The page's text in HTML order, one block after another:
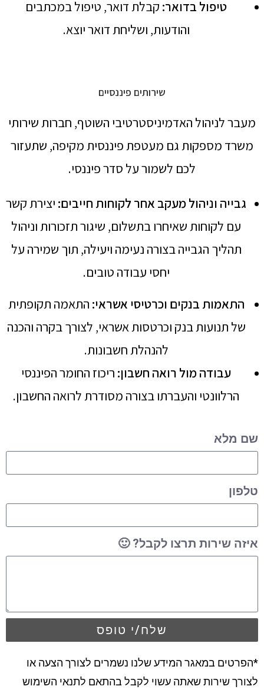
טיפול בדואר: קבלת דואר, טיפול במכתבים
והודעות, ושליחת דואר יוצא.
שירותים פיננסיים
מעבר לניהול האדמיניסטרטיבי השוטף, חברות שירותי
משרד מספקות גם מעטפת פיננסית מקיפה, שתעזור
לכם לשמור על סדר פיננסי.
גבייה וניהול מעקב אחר לקוחות חייבים: יצירת קשר
עם לקוחות שאיחרו בתשלום, שיגור תזכורות וניהול
תהליך הגבייה בצורה נעימה ויעילה, תוך שמירה על
יחסי עבודה טובים.
התאמות בנקים וכרטיסי אשראי: התאמה תקופתית
של תנועות בנק וכרטסות אשראי, לצורך בקרה והכנה
להנהלת חשבונות.
עבודה מול רואה חשבון: ריכוז החומר הפיננסי
הרלוונטי והעברתו בצורה מסודרת לרואה החשבון.
שם מלא
טלפון
איזה שירות תרצו לקבל? 🙂
שלח/י טופס
*הפרטים במאגר המידע שלנו נשמרים לצורך הצעה או
לצורך שירות שאתה עשוי לקבל בהתאם לתנאי השימוש